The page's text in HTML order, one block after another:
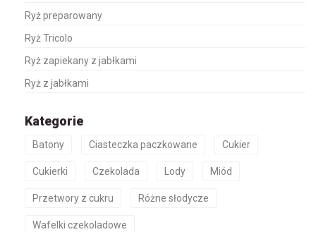
Ryż preparowany
Ryż Tricolo
Ryż zapiekany z jabłkami
Ryż z jabłkami
Kategorie
Batony Ciasteczka paczkowane Cukier
Cukierki Czekolada Lody Miód
Przetwory z cukru Różne słodycze
Wafelki czekoladowe